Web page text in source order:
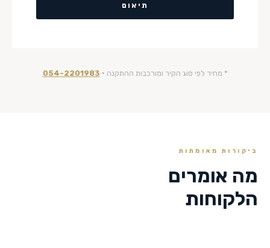
תיאום
* מחיר לפי סוג הקיר ומורכבות ההתקנה · 054-2201983
ביקורות מאומתות
מה אומרים
הלקוחות